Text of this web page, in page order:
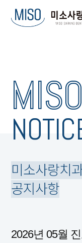
미소사랑치
공지사항
2026년 05월